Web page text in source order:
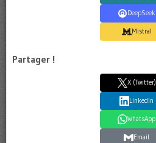
DeepSeek
Mistral
Partager !
X (Twitter)
LinkedIn
WhatsApp
Email